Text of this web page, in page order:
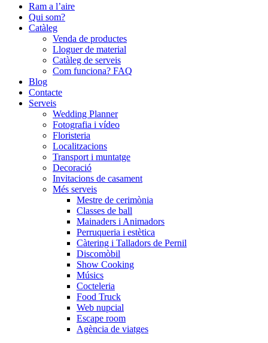
Ram a l’aire
Qui som?
Catàleg
Venda de productes
Lloguer de material
Catàleg de serveis
Com funciona? FAQ
Blog
Contacte
Serveis
Wedding Planner
Fotografia i vídeo
Floristeria
Localitzacions
Transport i muntatge
Decoració
Invitacions de casament
Més serveis
Mestre de cerimònia
Classes de ball
Mainaders i Animadors
Perruqueria i estètica
Càtering i Talladors de Pernil
Discomòbil
Show Cooking
Músics
Cocteleria
Food Truck
Web nupcial
Escape room
Agència de viatges